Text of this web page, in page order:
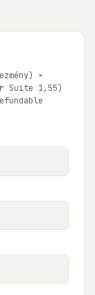
×
Suite 1,55)